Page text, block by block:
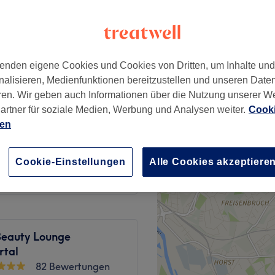
18 €
ab 25 €
Lounge
82 Bewertungen
eigene Cookies und Cookies von Dritten, um Inhalte
Medienfunktionen bereitzustellen und unseren
Wir geben auch Informationen über die Nutzung unserer
für soziale Medien, Werbung und Analysen weiter.
Cookie-Einstellungen Alle Cookies akzeptieren